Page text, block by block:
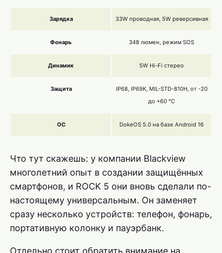
Зарядка 33W проводная, 5W реверсивная
Фонарь 348 люмен, режим SOS
Динамик 5W Hi-Fi стерео
Защита
IP68, IP69K, MIL-STD-810H, от -20
до +60 °C
ОС DokeOS 5.0 на базе Android 16
Что тут скажешь: у компании Blackview
многолетний опыт в создании защищённых
смартфонов, и ROCK 5 они вновь сделали по-
настоящему универсальным. Он заменяет
сразу несколько устройств: телефон, фонарь,
портативную колонку и пауэрбанк.
Отдельно стоит обратить внимание на